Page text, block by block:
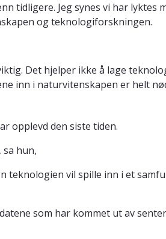
tidligere. Jeg synes vi har
og teknologiforskningen.
Det hjelper ikke å lage
inn i naturvitenskapen er helt
opplevd den siste tiden.
sa hun,
teknologien vil spille inn i et
som har kommet ut av